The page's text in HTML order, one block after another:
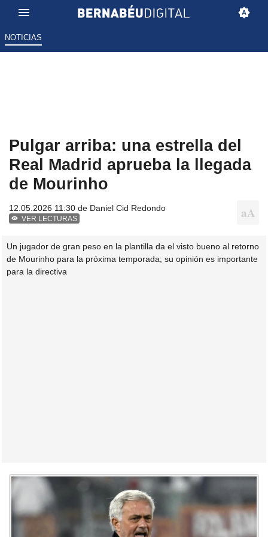
NOTICIAS
Pulgar arriba: una estrella del
Real Madrid aprueba la llegada
de Mourinho
12.05.2026 11:30 de Daniel Cid Redondo
VER LECTURAS
Un jugador de gran peso en la plantilla da el visto bueno al retorno
de Mourinho para la próxima temporada; su opinión es importante
para la directiva